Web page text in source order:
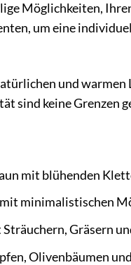
Möglichkeiten,
um eine
und warmen
sind keine Grenzen
mit blühenden
mit minimalistischen
Gräsern
Olivenbäumen